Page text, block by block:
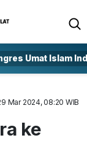
Umat Islam
Mar 2024, 08:20 WIB
ke